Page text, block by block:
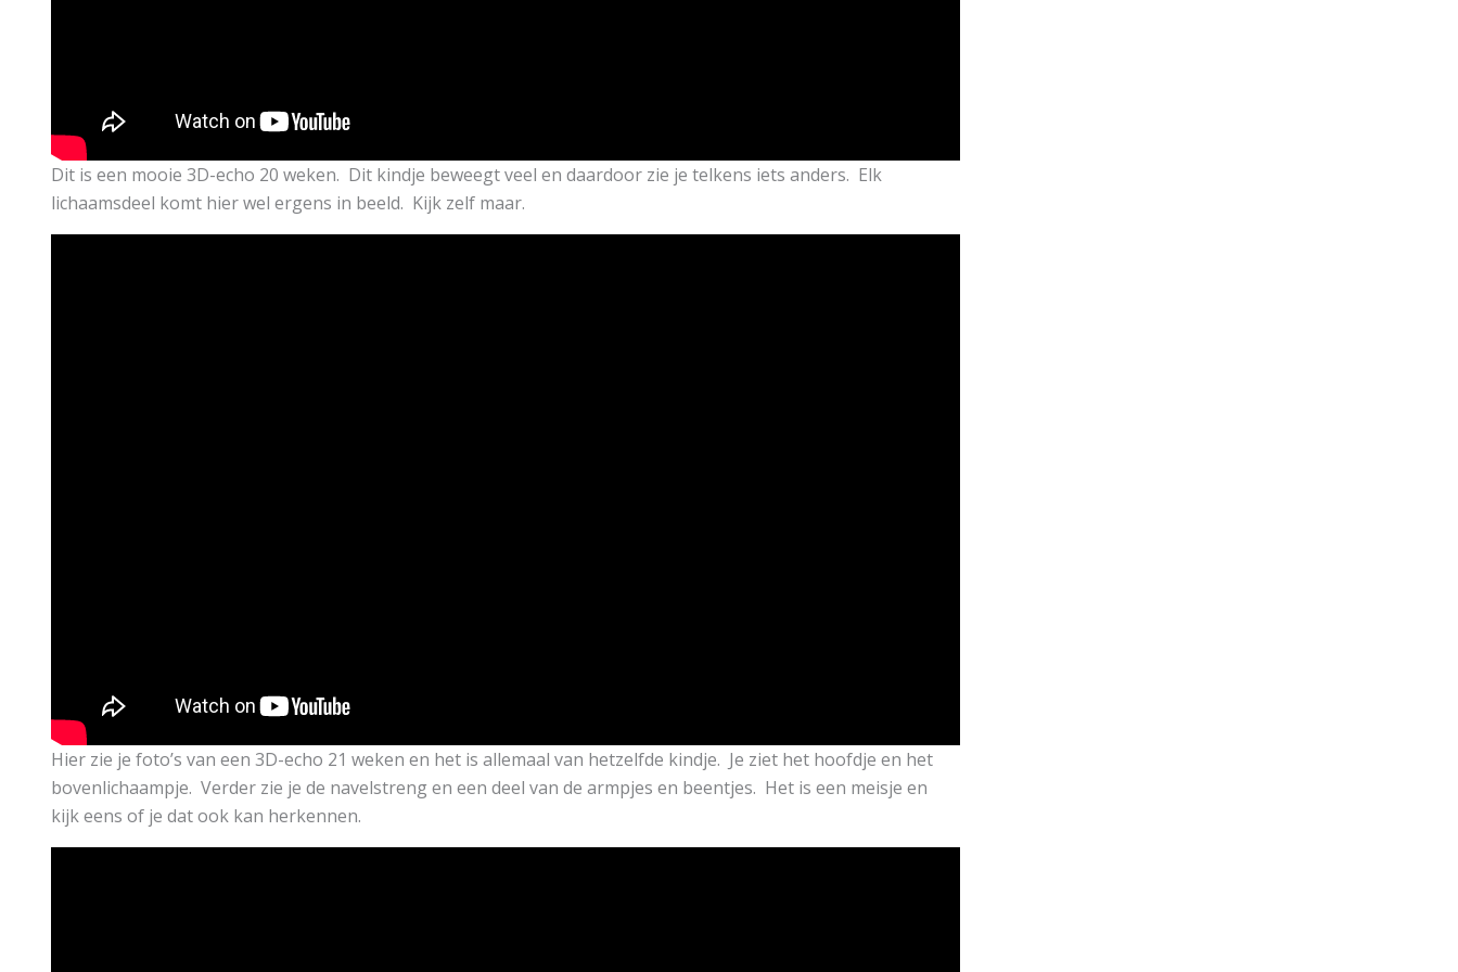
Dit is een mooie 3D-echo 20 weken. Dit kindje beweegt veel en daardoor zie je telkens iets anders. Elk
lichaamsdeel komt hier wel ergens in beeld. Kijk zelf maar.
Hier zie je foto’s van een 3D-echo 21 weken en het is allemaal van hetzelfde kindje. Je ziet het hoofdje en het
bovenlichaampje. Verder zie je de navelstreng en een deel van de armpjes en beentjes. Het is een meisje en
kijk eens of je dat ook kan herkennen.